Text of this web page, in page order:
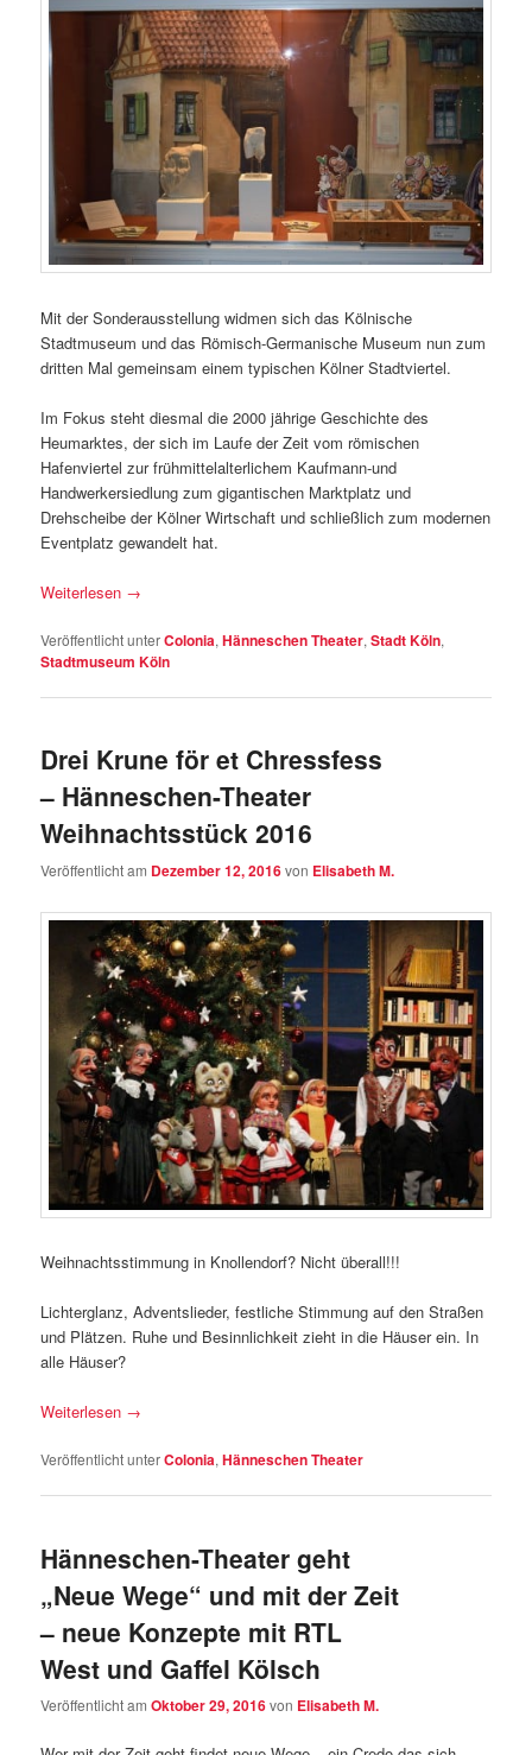
Mit der Sonderausstellung widmen sich das Kölnische
Stadtmuseum und das Römisch-Germanische Museum nun zum
dritten Mal gemeinsam einem typischen Kölner Stadtviertel.
Im Fokus steht diesmal die 2000 jährige Geschichte des
Heumarktes, der sich im Laufe der Zeit vom römischen
Hafenviertel zur frühmittelalterlichem Kaufmann-und
Handwerkersiedlung zum gigantischen Marktplatz und
Drehscheibe der Kölner Wirtschaft und schließlich zum modernen
Eventplatz gewandelt hat.
Weiterlesen →
Veröffentlicht unterColonia,Hänneschen Theater,Stadt Köln,
Stadtmuseum Köln
Drei Krune för et Chressfess
– Hänneschen-Theater
Weihnachtsstück 2016
Veröffentlicht am Dezember 12, 2016von Elisabeth M.
Weihnachtsstimmung in Knollendorf? Nicht überall!!!
Lichterglanz, Adventslieder, festliche Stimmung auf den Straßen
und Plätzen. Ruhe und Besinnlichkeit zieht in die Häuser ein. In
alle Häuser?
Weiterlesen →
Veröffentlicht unterColonia,Hänneschen Theater
Hänneschen-Theater geht
„Neue Wege“ und mit der Zeit
– neue Konzepte mit RTL
West und Gaffel Kölsch
Veröffentlicht amOktober 29, 2016von Elisabeth M.